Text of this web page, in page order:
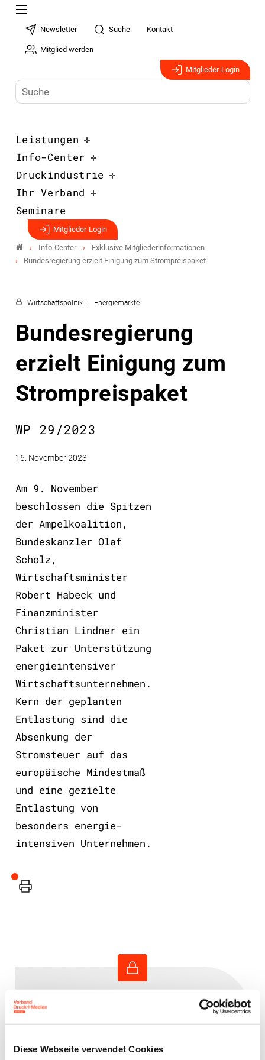
Diese Webseite verwendet Cookies
Newsletter Suche Kontakt
Mitglied werden
Mitglieder-Login
Leistungen
Info-Center
Druckindustrie
Ihr Verband
Seminare
Mitglieder-Login
Info-Center
Exklusive Mitgliederinformationen
Bundesregierung erzielt Einigung zum Strompreispaket
Wirtschaftspolitik Energiemärkte
Bundesregierung
erzielt Einigung zum
Strompreispaket
WP 29/2023
16. November 2023
Am 9. November
beschlossen die Spitzen
der Ampelkoalition,
Bundeskanzler Olaf
Scholz,
Wirtschaftsminister
Robert Habeck und
Finanzminister
Christian Lindner ein
Paket zur Unterstützung
energieintensiver
Wirtschaftsunternehmen.
Kern der geplanten
Entlastung sind die
Absenkung der
Stromsteuer auf das
europäische Mindestmaß
und eine gezielte
Entlastung von
besonders energie-
intensiven Unternehmen.
Drucker
Benutzernamen und Ihr